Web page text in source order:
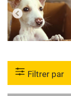
Filtrer par